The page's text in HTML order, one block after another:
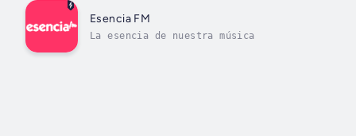
Esencia FM
La esencia de nuestra música